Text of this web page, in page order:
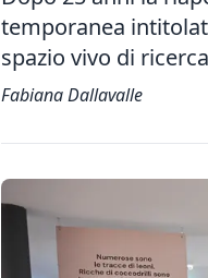
temporanea
spazio vivo di
Fabiana Dallavalle